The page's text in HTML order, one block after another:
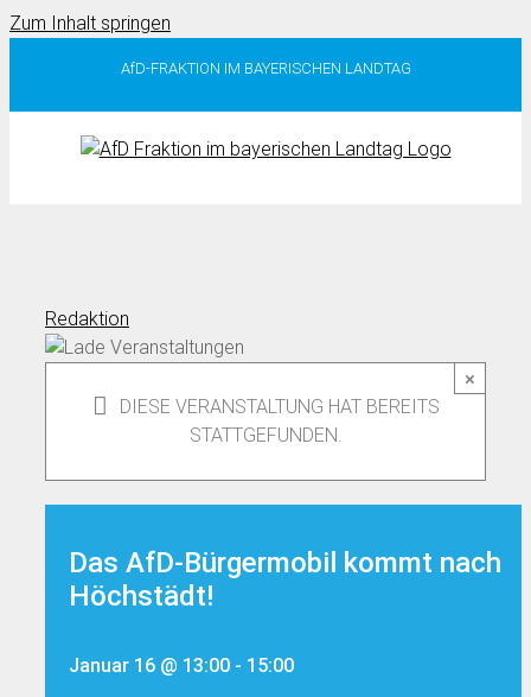
Zum Inhalt springen
AfD-FRAKTION IM BAYERISCHEN LANDTAG
Redaktion
×
DIESE VERANSTALTUNG HAT BEREITS
STATTGEFUNDEN.
Das AfD-Bürgermobil kommt nach
Höchstädt!
Januar 16 @ 13:00 - 15:00